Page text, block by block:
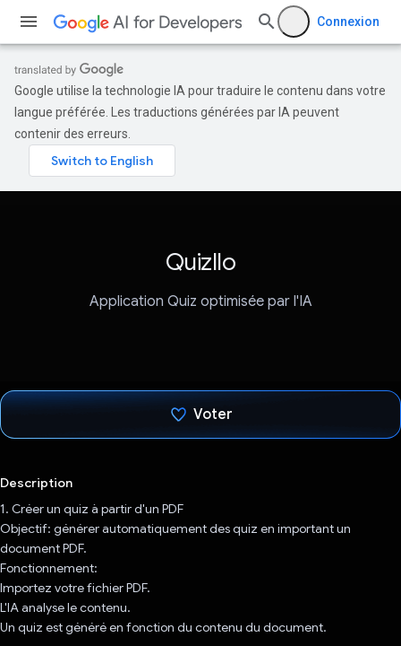
Connexion
Google utilise la technologie IA pour traduire le contenu dans votre
langue préférée. Les traductions générées par IA peuvent
contenir des erreurs.
Quizllo
Application Quiz optimisée par l'IA
Voter
Description
1. Créer un quiz à partir d'un PDF
Objectif: générer automatiquement des quiz en important un
document PDF.
Fonctionnement:
Importez votre fichier PDF.
L'IA analyse le contenu.
Un quiz est généré en fonction du contenu du document.